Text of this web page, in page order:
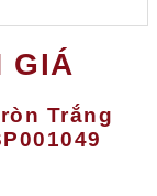
GIÁ
Trắng